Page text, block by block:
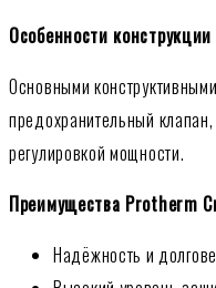
Особенности конструкции
Основными
предохранительный
регулировкой мощности.
Преимущества Protherm
Надёжность и